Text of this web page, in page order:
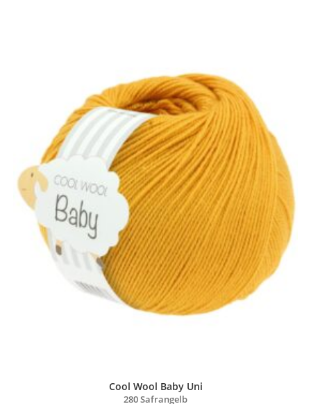
Cool Wool Baby Uni
280 Safrangelb